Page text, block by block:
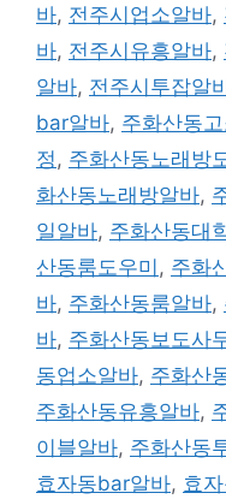
바, 전주시업소알바,
바, 전주시유흥알바,
알바, 전주시투잡알
bar알바, 주화산동
정 , 주화산동노래방
화산동노래방알바,
일알바, 주화산동대
산동룸도우미 , 주화
바, 주화산동룸알바,
바, 주화산동보도사
동업소알바, 주화산
주화산동유흥알바,
이블알바, 주화산동
효자동bar알바, 효